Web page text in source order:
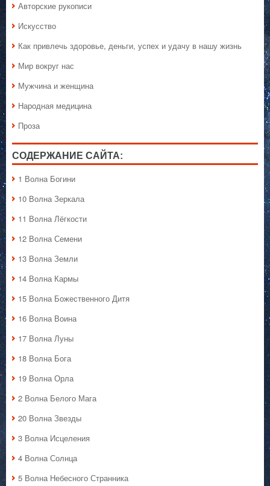
Авторские рукописи
Искусство
Как привлечь здоровье, деньги, успех и удачу в нашу жизнь
Мир вокруг нас
Мужчина и женщина
Народная медицина
Проза
СОДЕРЖАНИЕ САЙТА:
1 Волна Богини
10 Волна Зеркала
11 Волна Лёгкости
12 Волна Семени
13 Волна Земли
14 Волна Кармы
15 Волна Божественного Дитя
16 Волна Воина
17 Волна Луны
18 Волна Бога
19 Волна Орла
2 Волна Белого Мага
20 Волна Звезды
3 Волна Исцеления
4 Волна Солнца
5 Волна Небесного Странника